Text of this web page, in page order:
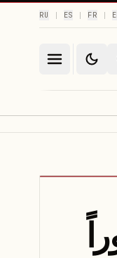
|
FR
|
ES
|
RU